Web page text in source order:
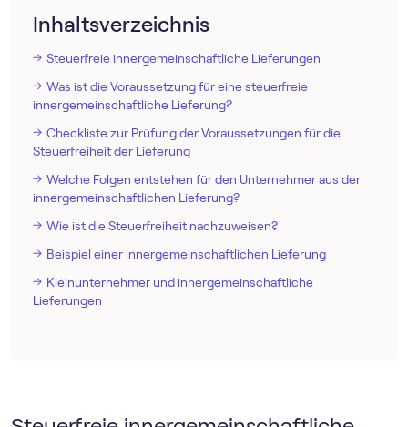
Inhaltsverzeichnis
Steuerfreie innergemeinschaftliche Lieferungen
Was ist die Voraussetzung für eine steuerfreie
innergemeinschaftliche Lieferung?
Checkliste zur Prüfung der Voraussetzungen für die
Steuerfreiheit der Lieferung
Welche Folgen entstehen für den Unternehmer aus der
innergemeinschaftlichen Lieferung?
Wie ist die Steuerfreiheit nachzuweisen?
Beispiel einer innergemeinschaftlichen Lieferung
Kleinunternehmer und innergemeinschaftliche
Lieferungen